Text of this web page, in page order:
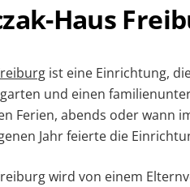
Haus
ist eine Einrichtung,
und einen
Ferien, abends oder wann
Jahr feierte die
wird von einem